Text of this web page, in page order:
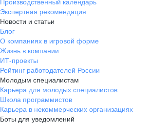
Экспертная рекомендация
Новости и статьи
Блог
О компаниях в игровой форме
Жизнь в компании
ИТ-проекты
Рейтинг работодателей России
Молодым специалистам
Карьера для молодых специалистов
Школа программистов
Карьера в некоммерческих организациях
Боты для уведомлений